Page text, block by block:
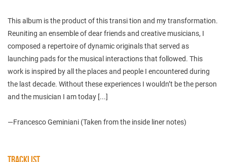
This album is the product of this transi tion and my transformation.
Reuniting an ensemble of dear friends and creative musicians, I
composed a repertoire of dynamic originals that served as
launching pads for the musical interactions that followed. This
work is inspired by all the places and people I encountered during
the last decade. Without these experiences I wouldn’t be the person
and the musician I am today [...]
—Francesco Geminiani (Taken from the inside liner notes)
TRACKLIST